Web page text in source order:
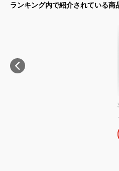
ランキング内で紹介されている商